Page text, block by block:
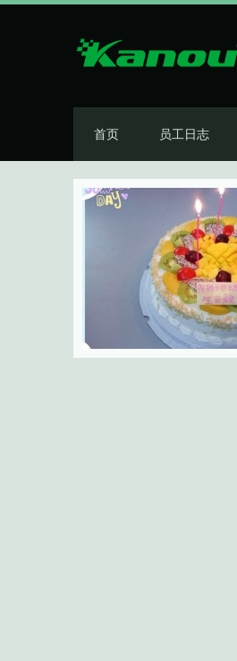
首页 员工日志